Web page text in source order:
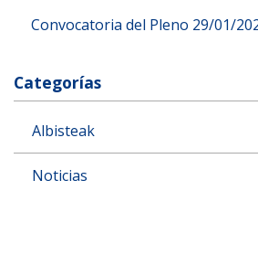
Convocatoria del Pleno 29/01/
Categorías
Albisteak
Noticias